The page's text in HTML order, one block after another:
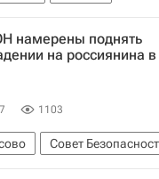
— 2
Майк Помпео
намерены поднять
на россиянина в
1103
Совет
в Косово